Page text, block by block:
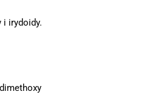
i irydoidy.